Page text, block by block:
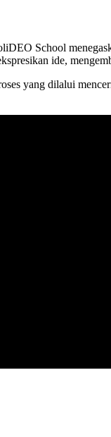
School
ide,
yang dilalui